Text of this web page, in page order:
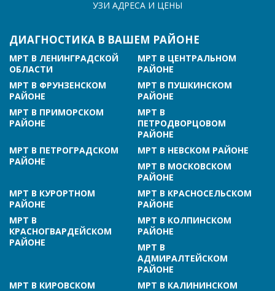
УЗИ АДРЕСА И ЦЕНЫ
ДИАГНОСТИКА В ВАШЕМ РАЙОНЕ
МРТ В ЛЕНИНГРАДСКОЙ
ОБЛАСТИ
МРТ В ЦЕНТРАЛЬНОМ
РАЙОНЕ
МРТ В ФРУНЗЕНСКОМ
РАЙОНЕ
МРТ В ПУШКИНСКОМ
РАЙОНЕ
МРТ В ПРИМОРСКОМ
РАЙОНЕ
МРТ В
ПЕТРОДВОРЦОВОМ
РАЙОНЕ
МРТ В ПЕТРОГРАДСКОМ
РАЙОНЕ
МРТ В НЕВСКОМ РАЙОНЕ
МРТ В МОСКОВСКОМ
РАЙОНЕ
МРТ В КУРОРТНОМ
РАЙОНЕ
МРТ В КРАСНОСЕЛЬСКОМ
РАЙОНЕ
МРТ В
КРАСНОГВАРДЕЙСКОМ
РАЙОНЕ
МРТ В КОЛПИНСКОМ
РАЙОНЕ
МРТ В
АДМИРАЛТЕЙСКОМ
РАЙОНЕ
МРТ В КИРОВСКОМ
МРТ В КАЛИНИНСКОМ